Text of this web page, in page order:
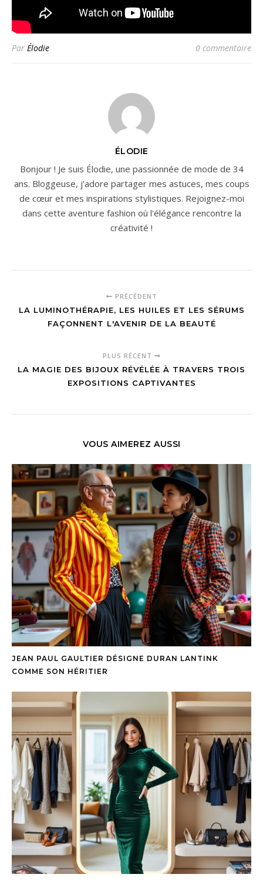
Par Élodie 0 commentaire
ÉLODIE
Bonjour ! Je suis Élodie, une passionnée de mode de 34
ans. Bloggeuse, j'adore partager mes astuces, mes coups
de cœur et mes inspirations stylistiques. Rejoignez-moi
dans cette aventure fashion où l'élégance rencontre la
créativité !
PRÉCÉDENT
LA LUMINOTHÉRAPIE, LES HUILES ET LES SÉRUMS
FAÇONNENT L'AVENIR DE LA BEAUTÉ
PLUS RÉCENT
LA MAGIE DES BIJOUX RÉVÉLÉE À TRAVERS TROIS
EXPOSITIONS CAPTIVANTES
VOUS AIMEREZ AUSSI
JEAN PAUL GAULTIER DÉSIGNE DURAN LANTINK
COMME SON HÉRITIER